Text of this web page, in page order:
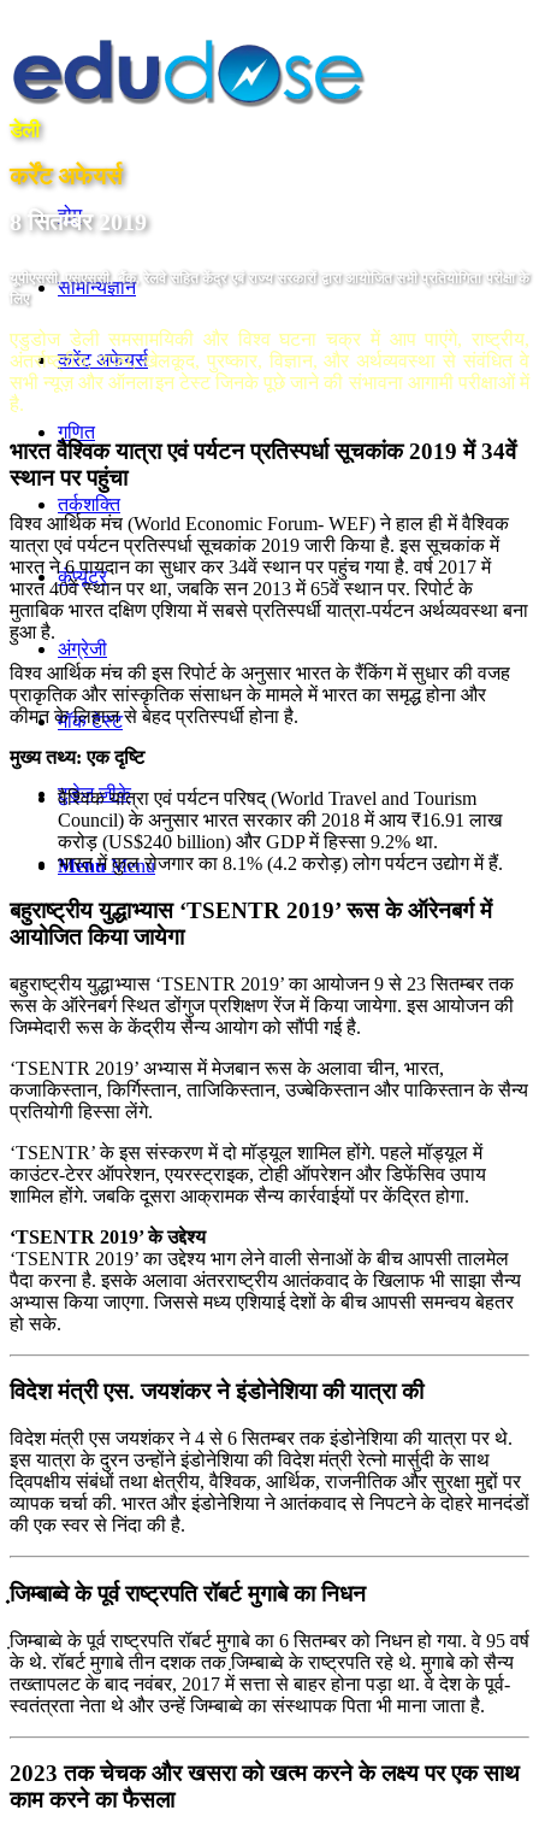
होम
सामान्यज्ञान
करेंट अफेयर्स
गणित
तर्कशक्ति
कंप्यूटर
अंग्रेजी
मॉक टेस्ट
टुडेज जीके
Menu Menu
डेली
कर्रेंट अफेयर्स
8 सितम्बर 2019
यूपीएससी, एसएससी, बैंक, रेलवे सहित केंद्र एबं राज्य सरकारों द्वारा आयोजित सभी प्रतियोगिता परीक्षा के
लिए
एडुडोज डेली समसामयिकी और विश्व घटना चक्र में आप पाएंगे, राष्ट्रीय,
अंतर्राष्ट्रीय, राज्य, खेलकूद, पुरष्कार, विज्ञान, और अर्थव्यवस्था से संवंधित वे
सभी न्यूज़ और ऑनलाइन टेस्ट जिनके पूछे जाने की संभावना आगामी परीक्षाओं में
है.
भारत वैश्विक यात्रा एवं पर्यटन प्रतिस्पर्धा सूचकांक 2019 में 34वें
स्थान पर पहुंचा
विश्व आर्थिक मंच (World Economic Forum- WEF) ने हाल ही में वैश्विक
यात्रा एवं पर्यटन प्रतिस्पर्धा सूचकांक 2019 जारी किया है. इस सूचकांक में
भारत ने 6 पायदान का सुधार कर 34वें स्थान पर पहुंच गया है. वर्ष 2017 में
भारत 40वें स्थान पर था, जबकि सन 2013 में 65वें स्‍थान पर. रिपोर्ट के
मुताबिक भारत दक्षिण एशिया में सबसे प्रतिस्पर्धी यात्रा-पर्यटन अर्थव्यवस्था बना
हुआ है.
विश्व आर्थिक मंच की इस रिपोर्ट के अनुसार भारत के रैंकिंग में सुधार की वजह
प्राकृतिक और सांस्कृतिक संसाधन के मामले में भारत का समृद्ध होना और
कीमत के लिहाज से बेहद प्रतिस्पर्धी होना है.
मुख्य तथ्य: एक दृष्टि
वैश्विक यात्रा एवं पर्यटन परिषद् (World Travel and Tourism
Council) के अनुसार भारत सरकार की 2018 में आय ₹16.91 लाख
करोड़ (US$240 billion) और GDP में हिस्सा 9.2% था.
भारत में कुल रोजगार का 8.1% (4.2 करोड़) लोग पर्यटन उद्योग में हैं.
बहुराष्ट्रीय युद्धाभ्यास ‘TSENTR 2019’ रूस के ऑरेनबर्ग में
आयोजित किया जायेगा
बहुराष्ट्रीय युद्धाभ्यास ‘TSENTR 2019’ का आयोजन 9 से 23 सितम्बर तक
रूस के ऑरेनबर्ग स्थित डोंगुज प्रशिक्षण रेंज में किया जायेगा. इस आयोजन की
जिम्मेदारी रूस के केंद्रीय सैन्य आयोग को सौंपी गई है.
‘TSENTR 2019’ अभ्यास में मेजबान रूस के अलावा चीन, भारत,
कजाकिस्तान, किर्गिस्तान, ताजिकिस्तान, उज्बेकिस्तान और पाकिस्तान के सैन्य
प्रतियोगी हिस्सा लेंगे.
‘TSENTR’ के इस संस्करण में दो मॉड्यूल शामिल होंगे. पहले मॉड्यूल में
काउंटर-टेरर ऑपरेशन, एयरस्ट्राइक, टोही ऑपरेशन और डिफेंसिव उपाय
शामिल होंगे. जबकि दूसरा आक्रामक सैन्य कार्रवाईयों पर केंद्रित होगा.
‘TSENTR 2019’ के उद्देश्य
‘TSENTR 2019’ का उद्देश्य भाग लेने वाली सेनाओं के बीच आपसी तालमेल
पैदा करना है. इसके अलावा अंतरराष्ट्रीय आतंकवाद के खिलाफ भी साझा सैन्य
अभ्यास किया जाएगा. जिससे मध्य एशियाई देशों के बीच आपसी समन्वय बेहतर
हो सके.
विदेश मंत्री एस. जयशंकर ने इंडोनेशिया की यात्रा की
विदेश मंत्री एस जयशंकर ने 4 से 6 सितम्बर तक इंडोनेशिया की यात्रा पर थे.
इस यात्रा के दुरन उन्होंने इंडोनेशिया की विदेश मंत्री रेत्नो मार्सुदी के साथ
दि्वपक्षीय संबंधों तथा क्षेत्रीय, वैश्विक, आर्थिक, राजनीतिक और सुरक्षा मुद्दों पर
व्यापक चर्चा की. भारत और इंडोनेशिया ने आतंकवाद से निपटने के दोहरे मानदंडों
की एक स्वर से निंदा की है.
जि़म्‍बाब्‍वे के पूर्व राष्‍ट्रपति रॉबर्ट मुगाबे का निधन
जि़म्‍बाब्‍वे के पूर्व राष्‍ट्रपति रॉबर्ट मुगाबे का 6 सितम्बर को निधन हो गया. वे 95 वर्ष
के थे. रॉबर्ट मुगाबे तीन दशक तक जि़म्‍बाब्‍वे के राष्‍ट्रपति रहे थे. मुगाबे को सैन्य
तख्तापलट के बाद नवंबर, 2017 में सत्ता से बाहर होना पड़ा था. वे देश के पूर्व-
स्वतंत्रता नेता थे और उन्हें जिम्बाब्वे का संस्थापक पिता भी माना जाता है.
2023 तक चेचक और खसरा को खत्म करने के लक्ष्य पर एक साथ
काम करने का फैसला